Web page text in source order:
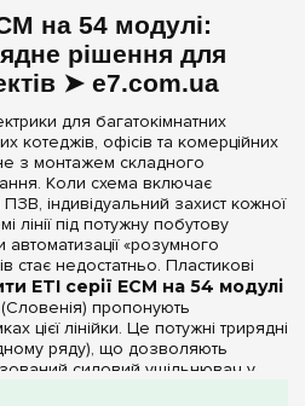
на 54 модулі:
рішення для
➤ e7.com.ua
для багатокімнатних
котеджів, офісів та комерційних
з монтажем складного
Коли схема включає
індивідуальний захист кожної
лінії під потужну побутову
автоматизації «розумного
стає недостатньо. Пластикові
ETI серії ECM на 54 модулі
пропонують
цієї лінійки. Це потужні трирядні
ряду), що дозволяють
силовий ущільнювач у